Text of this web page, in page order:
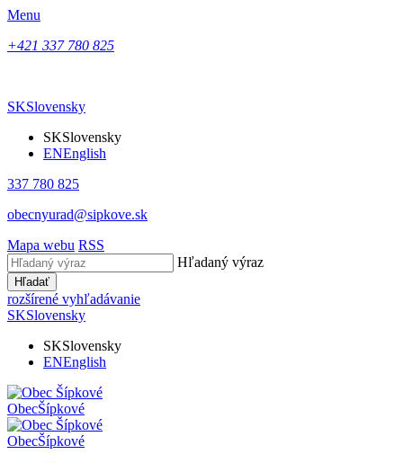
Menu
+421 337 780 825
SKSlovensky
SKSlovensky
ENEnglish
337 780 825
obecnyurad@sipkove.sk
Mapa webu RSS
Hľadaný výraz
Hľadať
rozšírené vyhľadávanie
SKSlovensky
SKSlovensky
ENEnglish
ObecŠípkové
ObecŠípkové